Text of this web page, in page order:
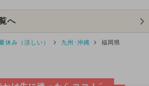
へ
夏休み（涼しい） 九州･沖縄 福岡県